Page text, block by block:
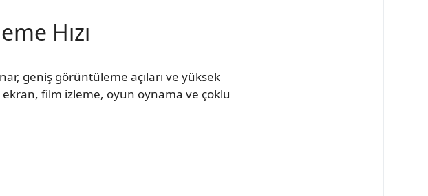
Hızı
geniş görüntüleme açıları ve yüksek
film izleme, oyun oynama ve çoklu